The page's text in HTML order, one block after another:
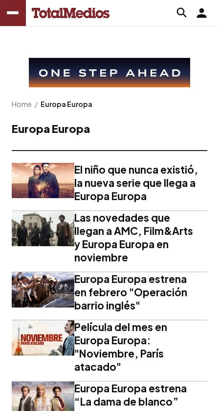
Home / Europa Europa
Europa Europa
El niño que nunca existió,
la nueva serie que llega a
Europa Europa
Las novedades que
llegan a AMC, Film&Arts
y Europa Europa en
noviembre
Europa Europa estrena
en febrero "Operación
barrio inglés"
Película del mes en
Europa Europa:
"Noviembre, París
atacado"
Europa Europa estrena
“La dama de blanco”